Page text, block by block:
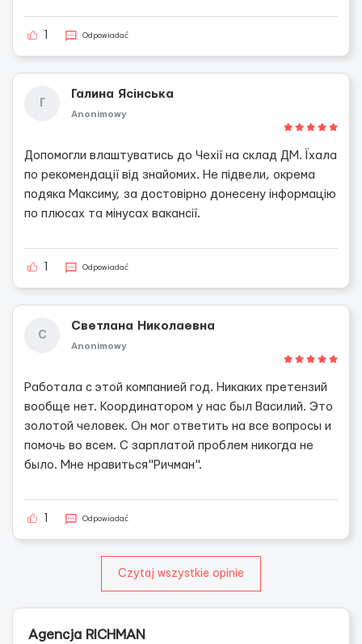
Odpowiadać
Г
Галина Ясінська
Anonimowy
Допомогли влаштуватись до Чехії на склад ДМ. Їхала
по рекомендації від знайомих. Не підвели, окрема
подяка Максиму, за достовірно донесену інформацію
по плюсах та мінусах вакансії.
Odpowiadać
С
Светлана Николаевна
Anonimowy
Работала с этой компанией год. Никаких претензий
вообще нет. Координатором у нас был Василий. Это
золотой человек. Он мог ответить на все вопросы и
помочь во всем. С зарплатой проблем никогда не
было. Мне нравиться"Ричман".
Odpowiadać
Czytaj wszystkie opinie
Agencja RICHMAN